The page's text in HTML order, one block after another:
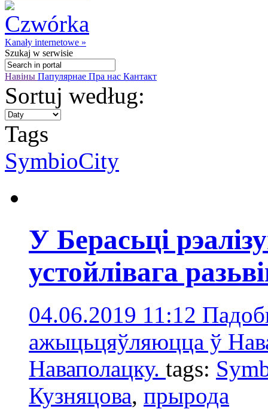
Kanały internetowe »
Szukaj w serwisie
Навіны Папулярнае Пра нас Кантакт
Sortuj według:
Tags
SymbioCity
У Берасьці
устойлівага
04.06.2019 11:12
ажыцьцяўляюцца ў
Наваполацку. tags:
Кузняцова, прырода